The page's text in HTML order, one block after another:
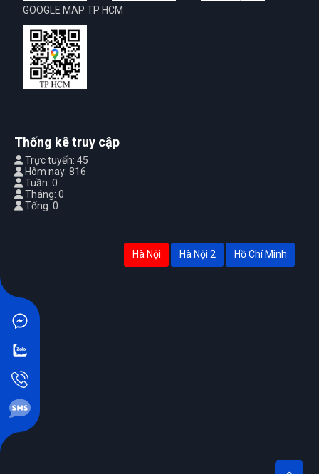
GOOGLE MAP TP HCM
Thống kê truy cập
Trực tuyến: 45
Hôm nay: 816
Tuần: 0
Tháng: 0
Tổng: 0
Hà Nội Hà Nội 2 Hồ Chí Minh